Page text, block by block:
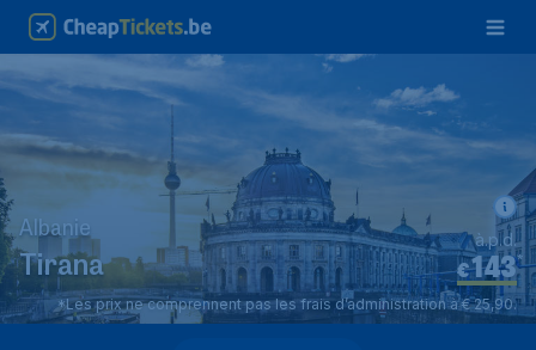
Albanie
Tirana €143*
à.p.d.
*Les prix ne comprennent pas les frais d’administration à € 25,90.